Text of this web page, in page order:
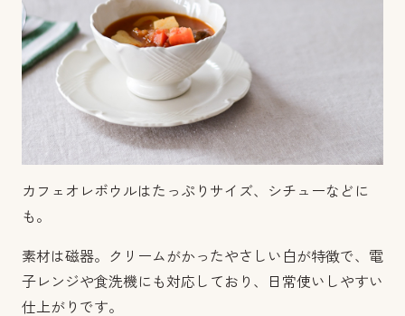
カフェオレボウルはたっぷりサイズ、シチューなどに
も。
素材は磁器。クリームがかったやさしい白が特徴で、電
子レンジや食洗機にも対応しており、日常使いしやすい
仕上がりです。